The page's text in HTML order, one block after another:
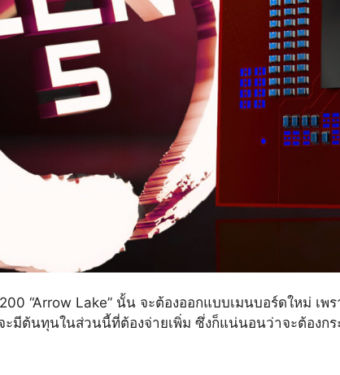
“Arrow Lake” นั้น จะต้องออกแบบเมนบอร์ดใหม่ เพ
ะมีต้นทุนในส่วนนี้ที่ต้องจ่ายเพิ่ม ซึ่งก็แน่นอนว่าจะต้องก